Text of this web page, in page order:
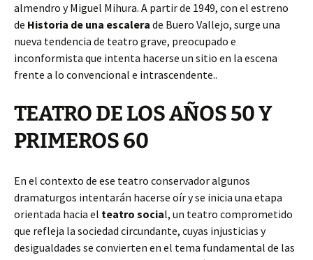
almendro y Miguel Mihura. A partir de 1949, con el estreno
de Historia de una escalera de Buero Vallejo, surge una
nueva tendencia de teatro grave, preocupado e
inconformista que intenta hacerse un sitio en la escena
frente a lo convencional e intrascendente..
TEATRO DE LOS AÑOS 50 Y
PRIMEROS 60
En el contexto de ese teatro conservador algunos
dramaturgos intentarán hacerse oír y se inicia una etapa
orientada hacia el teatro social, un teatro comprometido
que refleja la sociedad circundante, cuyas injusticias y
desigualdades se convierten en el tema fundamental de las